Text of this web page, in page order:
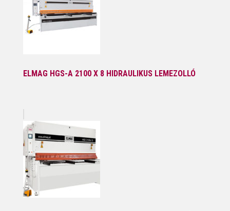
ELMAG HGS-A 2100 X 8 HIDRAULIKUS LEMEZOLLÓ